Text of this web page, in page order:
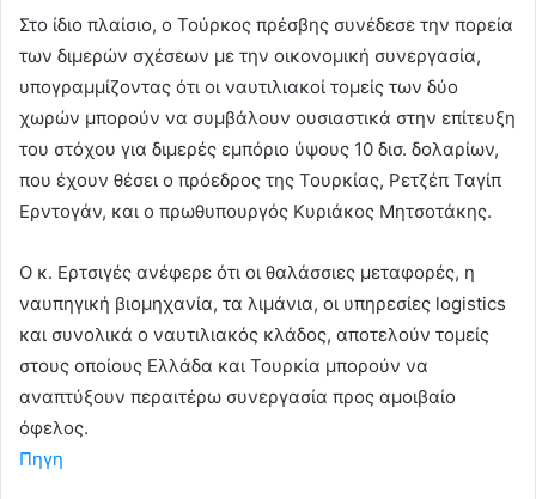
Στο ίδιο πλαίσιο, ο Τούρκος πρέσβης συνέδεσε την πορεία
των διμερών σχέσεων με την οικονομική συνεργασία,
υπογραμμίζοντας ότι οι ναυτιλιακοί τομείς των δύο
χωρών μπορούν να συμβάλουν ουσιαστικά στην επίτευξη
του στόχου για διμερές εμπόριο ύψους 10 δισ. δολαρίων,
που έχουν θέσει ο πρόεδρος της Τουρκίας, Ρετζέπ Ταγίπ
Ερντογάν, και ο πρωθυπουργός Κυριάκος Μητσοτάκης.
Ο κ. Ερτσιγές ανέφερε ότι οι θαλάσσιες μεταφορές, η
ναυπηγική βιομηχανία, τα λιμάνια, οι υπηρεσίες logistics
και συνολικά ο ναυτιλιακός κλάδος, αποτελούν τομείς
στους οποίους Ελλάδα και Τουρκία μπορούν να
αναπτύξουν περαιτέρω συνεργασία προς αμοιβαίο
όφελος.
Πηγη